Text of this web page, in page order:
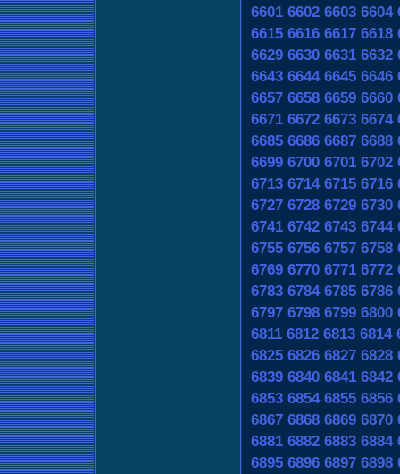
6601 6602 6603 6604
6615 6616 6617 6618
6629 6630 6631 6632
6643 6644 6645 6646
6657 6658 6659 6660
6671 6672 6673 6674
6685 6686 6687 6688
6699 6700 6701 6702
6713 6714 6715 6716
6727 6728 6729 6730
6741 6742 6743 6744
6755 6756 6757 6758
6769 6770 6771 6772
6783 6784 6785 6786
6797 6798 6799 6800
6811 6812 6813 6814
6825 6826 6827 6828
6839 6840 6841 6842
6853 6854 6855 6856
6867 6868 6869 6870
6881 6882 6883 6884
6895 6896 6897 6898